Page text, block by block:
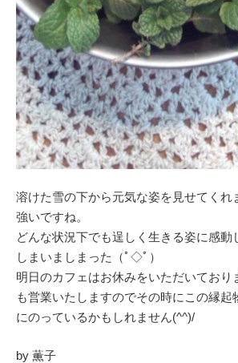
溶けた雪の下から元気な姿を見せてくれ
強いですね。
どんな状況下でも逞しく生きる姿に感
しまいましまった（ﾟ◇ﾟ）
明日のカフェはお休みをいただいており
も営業いたしますのでその時にこの縁起
にのっているかもしれません(^^)/
by 薫子